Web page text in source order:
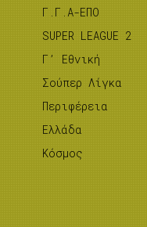
Γ.Γ.Α-ΕΠΟ
SUPER LEAGUE 2
Γ’ Εθνική
Σούπερ Λίγκα
Περιφέρεια
Ελλάδα
Κόσμος